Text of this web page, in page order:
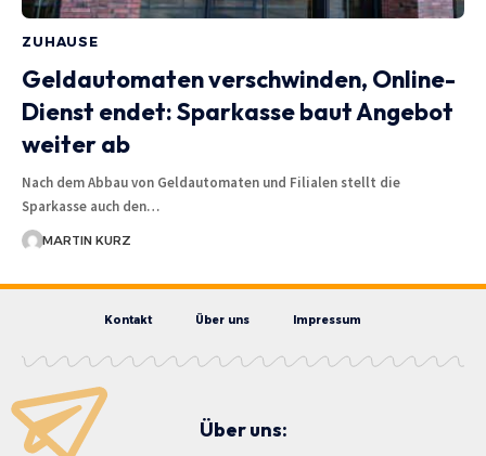
ZUHAUSE
Geldautomaten verschwinden, Online-
Dienst endet: Sparkasse baut Angebot
weiter ab
Nach dem Abbau von Geldautomaten und Filialen stellt die
Sparkasse auch den…
MARTIN KURZ
Kontakt Über uns Impressum
Über uns: